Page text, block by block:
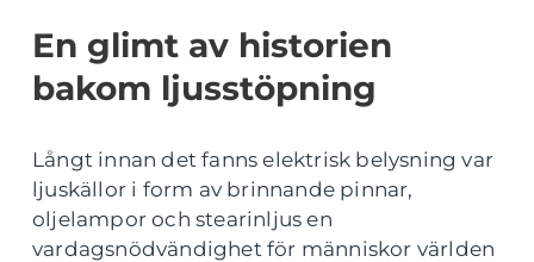
En glimt av historien
bakom ljusstöpning
Långt innan det fanns elektrisk belysning var
ljuskällor i form av brinnande pinnar,
oljelampor och stearinljus en
vardagsnödvändighet för människor världen